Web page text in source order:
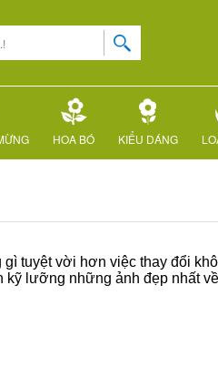
HOA BÓ KIỂU DÁNG
tuyệt vời hơn việc thay đổi
kỹ lưỡng những ảnh đẹp nhất